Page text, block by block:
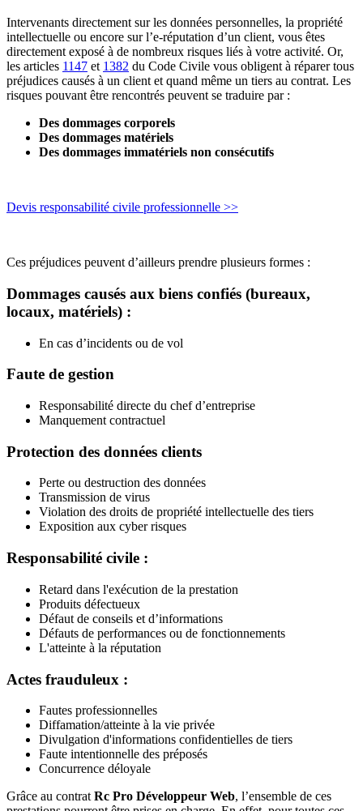
Intervenants directement sur les données personnelles, la propriété
intellectuelle ou encore sur l’e-réputation d’un client, vous êtes
directement exposé à de nombreux risques liés à votre activité. Or,
les articles 1147 et 1382 du Code Civile vous obligent à réparer tous
préjudices causés à un client et quand même un tiers au contrat. Les
risques pouvant être rencontrés peuvent se traduire par :
Des dommages corporels
Des dommages matériels
Des dommages immatériels non consécutifs
Devis responsabilité civile professionnelle >>
Ces préjudices peuvent d’ailleurs prendre plusieurs formes :
Dommages causés aux biens confiés (bureaux,
locaux, matériels) :
En cas d’incidents ou de vol
Faute de gestion
Responsabilité directe du chef d’entreprise
Manquement contractuel
Protection des données clients
Perte ou destruction des données
Transmission de virus
Violation des droits de propriété intellectuelle des tiers
Exposition aux cyber risques
Responsabilité civile :
Retard dans l'exécution de la prestation
Produits défectueux
Défaut de conseils et d’informations
Défauts de performances ou de fonctionnements
L'atteinte à la réputation
Actes frauduleux :
Fautes professionnelles
Diffamation/atteinte à la vie privée
Divulgation d'informations confidentielles de tiers
Faute intentionnelle des préposés
Concurrence déloyale
Grâce au contrat Rc Pro Développeur Web, l’ensemble de ces